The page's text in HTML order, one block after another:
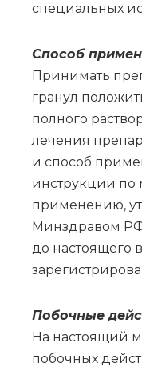
специальных
Спо­соб
Принимать
гранул
полного
лечения
и способ
инструкции
применению,
Минздравом
до настоящего
По­боч­ные
На настоящий
побочных